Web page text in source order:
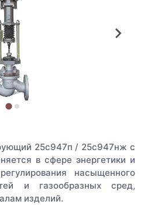
25с947п / 25с947нж с
в сфере энергетики и
насыщенного
и газообразных сред,
изделий.